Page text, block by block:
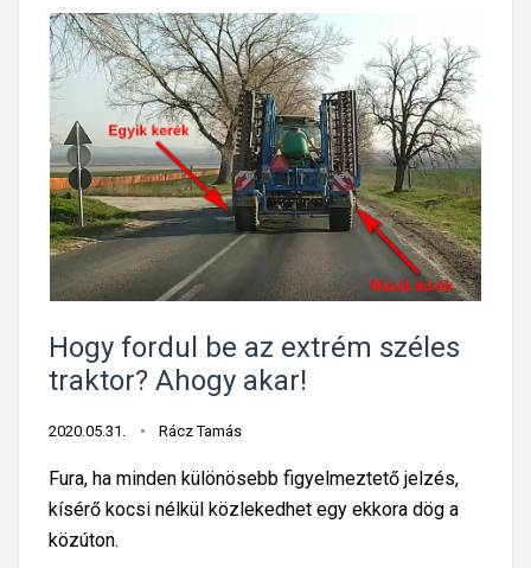
Hogy fordul be az extrém széles
traktor? Ahogy akar!
2020.05.31. Rácz Tamás
Fura, ha minden különösebb figyelmeztető jelzés,
kísérő kocsi nélkül közlekedhet egy ekkora dög a
közúton.